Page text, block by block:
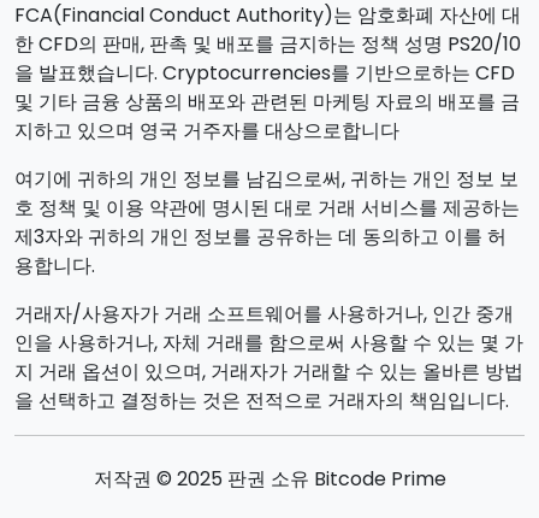
FCA(Financial Conduct Authority)는 암호화폐 자산에 대
한 CFD의 판매, 판촉 및 배포를 금지하는 정책 성명 PS20/10
을 발표했습니다. Cryptocurrencies를 기반으로하는 CFD
및 기타 금융 상품의 배포와 관련된 마케팅 자료의 배포를 금
지하고 있으며 영국 거주자를 대상으로합니다
여기에 귀하의 개인 정보를 남김으로써, 귀하는 개인 정보 보
호 정책 및 이용 약관에 명시된 대로 거래 서비스를 제공하는
제3자와 귀하의 개인 정보를 공유하는 데 동의하고 이를 허
용합니다.
거래자/사용자가 거래 소프트웨어를 사용하거나, 인간 중개
인을 사용하거나, 자체 거래를 함으로써 사용할 수 있는 몇 가
지 거래 옵션이 있으며, 거래자가 거래할 수 있는 올바른 방법
을 선택하고 결정하는 것은 전적으로 거래자의 책임입니다.
저작권 © 2025 판권 소유 Bitcode Prime